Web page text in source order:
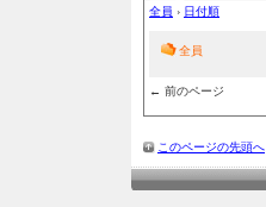
全員 › 日付順
全員
← 前のページ
このページの先頭へ